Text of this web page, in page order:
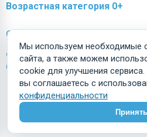
Возрастная категория 0+
Связаться с нами
О
Договор-оферта
О персональных данных
Мы используем необходимые
сайта, а также можем
cookie для улучшения
вы соглашаетесь с
конфиденциальности
Принять